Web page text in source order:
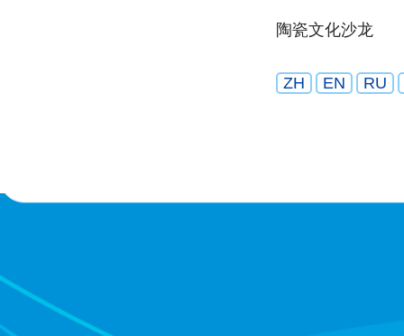
陶瓷文化沙龙
ZH EN RU